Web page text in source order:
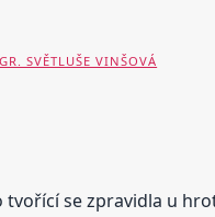
SVĚTLUŠE VINŠOVÁ
tvořící se zpravidla u